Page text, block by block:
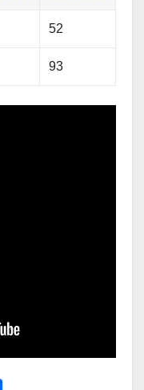
52
93